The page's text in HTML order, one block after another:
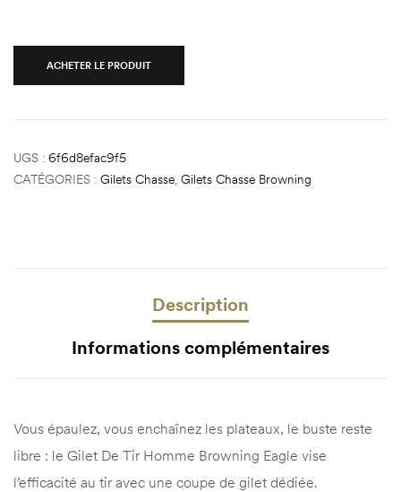
ACHETER LE PRODUIT
UGS : 6f6d8efac9f5
CATÉGORIES : Gilets Chasse, Gilets Chasse Browning
Description
Informations complémentaires
Vous épaulez, vous enchaînez les plateaux, le buste reste
libre : le Gilet De Tir Homme Browning Eagle vise
l’efficacité au tir avec une coupe de gilet dédiée.